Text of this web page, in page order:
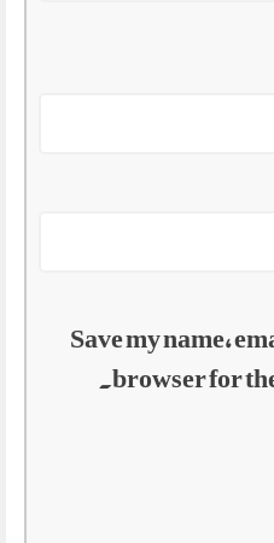
Save my name,
browser for